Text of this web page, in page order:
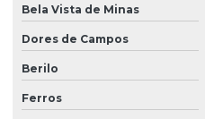
Bela Vista de Minas
Dores de Campos
Berilo
Ferros